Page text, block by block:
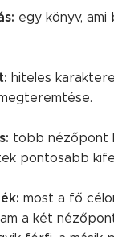
egy könyv,
hiteles
több nézőpont
pontosabb
most a fő
a két